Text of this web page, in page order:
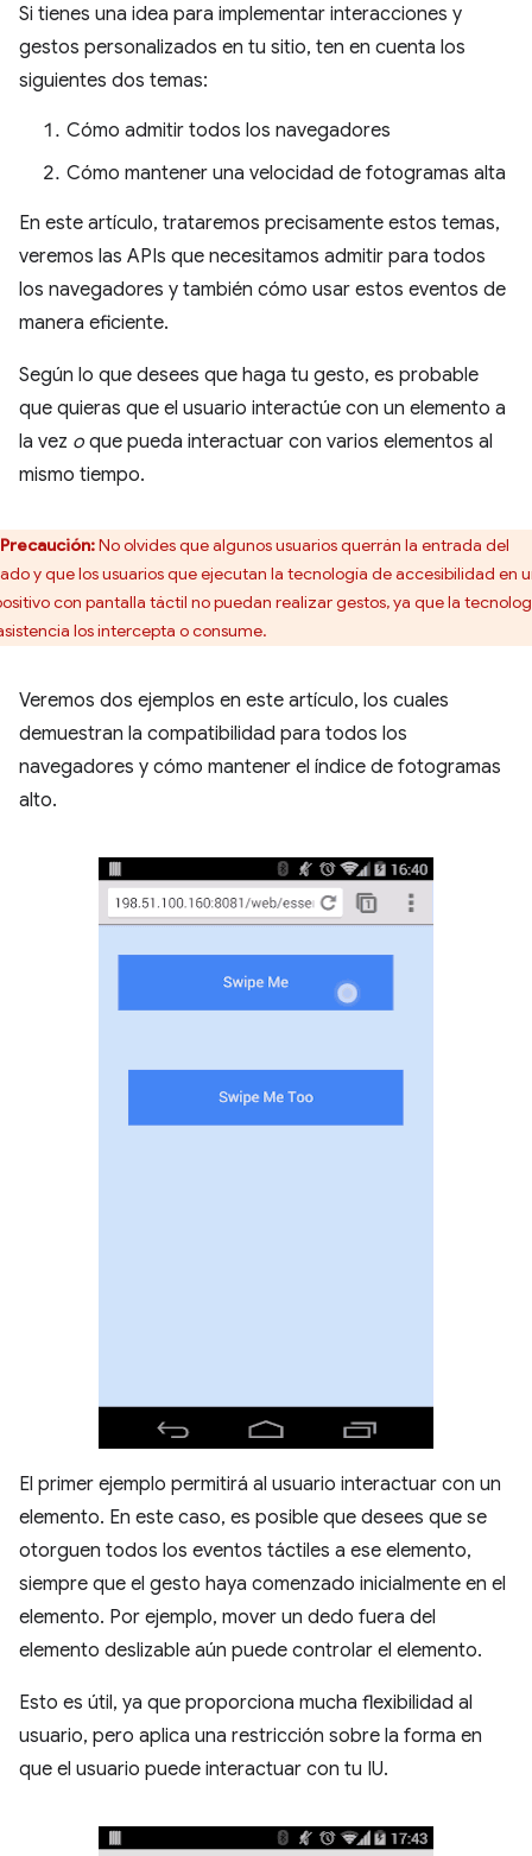
Si tienes una idea para implementar interacciones y
gestos personalizados en tu sitio, ten en cuenta los
siguientes dos temas:
Cómo admitir todos los navegadores
Cómo mantener una velocidad de fotogramas alta
En este artículo, trataremos precisamente estos temas,
veremos las APIs que necesitamos admitir para todos
los navegadores y también cómo usar estos eventos de
manera eficiente.
Según lo que desees que haga tu gesto, es probable
que quieras que el usuario interactúe con un elemento a
la vez o que pueda interactuar con varios elementos al
mismo tiempo.
Precaución:No olvides que algunos usuarios querrán la entrada del
y que los usuarios que ejecutan la tecnología de accesibilidad en
con pantalla táctil no puedan realizar gestos, ya que la
los intercepta o consume.
Veremos dos ejemplos en este artículo, los cuales
demuestran la compatibilidad para todos los
navegadores y cómo mantener el índice de fotogramas
alto.
El primer ejemplo permitirá al usuario interactuar con un
elemento. En este caso, es posible que desees que se
otorguen todos los eventos táctiles a ese elemento,
siempre que el gesto haya comenzado inicialmente en el
elemento. Por ejemplo, mover un dedo fuera del
elemento deslizable aún puede controlar el elemento.
Esto es útil, ya que proporciona mucha flexibilidad al
usuario, pero aplica una restricción sobre la forma en
que el usuario puede interactuar con tu IU.